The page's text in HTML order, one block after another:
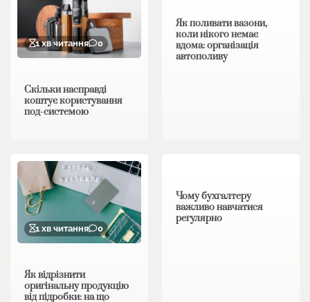
1 хв читання 0
Скільки насправді
коштує користування
под-системою
Як поливати вазони,
коли нікого немає
вдома: організація
автополиву
1 хв читання 0
Як відрізнити
оригінальну продукцію
від підробки: на що
Чому бухгалтеру
важливо навчатися
регулярно